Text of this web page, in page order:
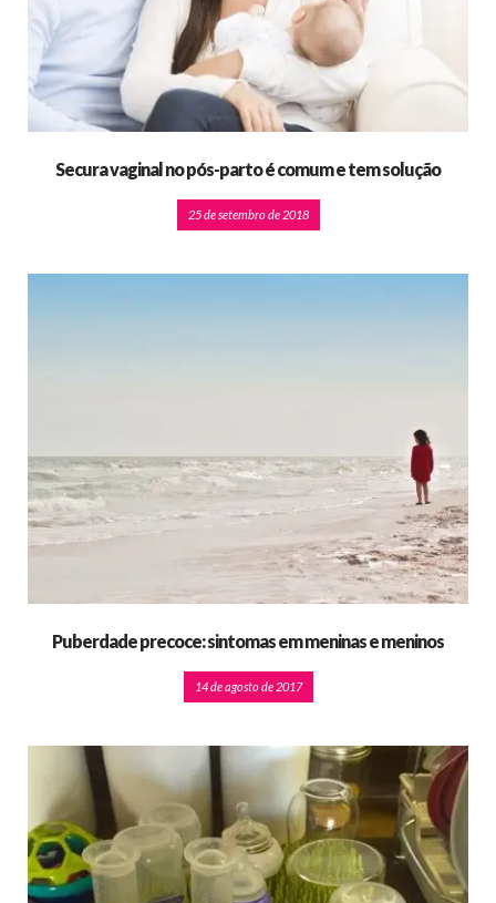
Secura vaginal no pós-parto é comum e tem solução
25 de setembro de 2018
Puberdade precoce: sintomas em meninas e meninos
14 de agosto de 2017